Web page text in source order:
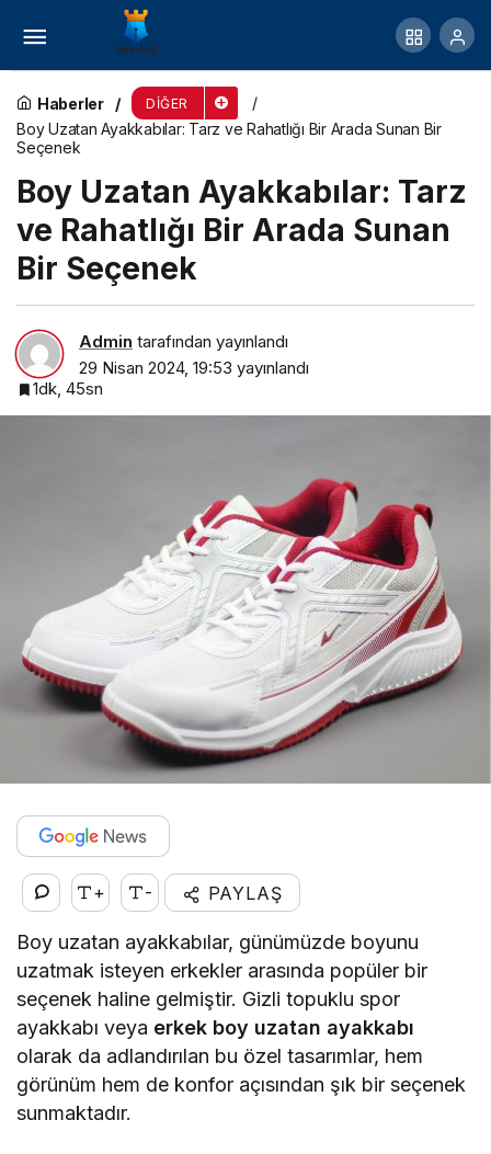
Haberler DIĞER
Boy Uzatan Ayakkabılar: Tarz ve Rahatlığı Bir Arada Sunan Bir
Seçenek
Boy Uzatan Ayakkabılar: Tarz
ve Rahatlığı Bir Arada Sunan
Bir Seçenek
Admin tarafından yayınlandı
29 Nisan 2024, 19:53 yayınlandı
1dk, 45sn
+ - PAYLAŞ
Boy uzatan ayakkabılar, günümüzde boyunu
uzatmak isteyen erkekler arasında popüler bir
seçenek haline gelmiştir. Gizli topuklu spor
ayakkabı veya erkek boy uzatan ayakkabı
olarak da adlandırılan bu özel tasarımlar, hem
görünüm hem de konfor açısından şık bir seçenek
sunmaktadır.
Alibeyköy’de En Yakın Fotoğrafçı: Foto Turgut